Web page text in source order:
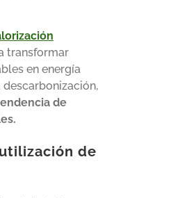
transformar
en energía
de
de